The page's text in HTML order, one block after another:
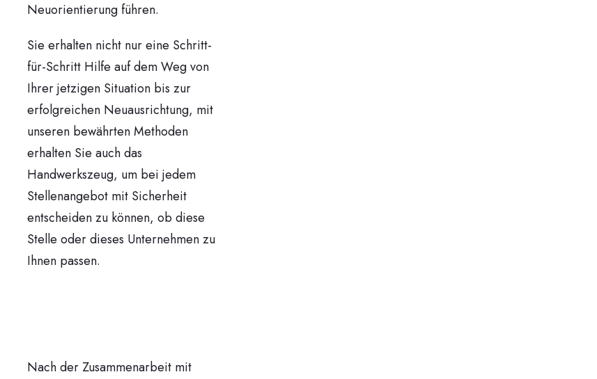
Neuorientierung führen.
Sie erhalten nicht nur eine Schritt-
für-Schritt Hilfe auf dem Weg von
Ihrer jetzigen Situation bis zur
erfolgreichen Neuausrichtung, mit
unseren bewährten Methoden
erhalten Sie auch das
Handwerkszeug, um bei jedem
Stellenangebot mit Sicherheit
entscheiden zu können, ob diese
Stelle oder dieses Unternehmen zu
Ihnen passen.
Nach der Zusammenarbeit mit